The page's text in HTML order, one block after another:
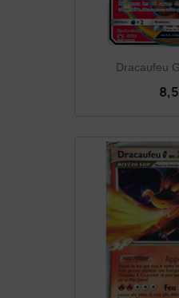
Dracaufeu